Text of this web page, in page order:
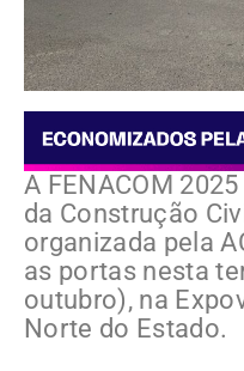
A FENACOM
da Construção
organizada pela
as portas nesta
outubro), na
Norte do Estado.